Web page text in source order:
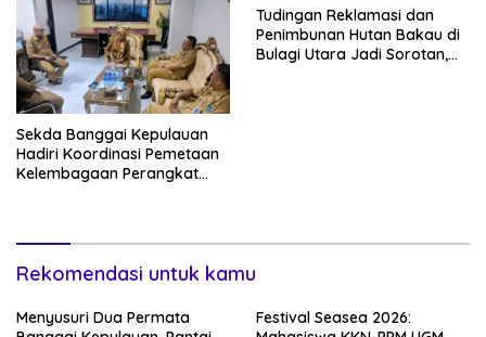
Sekda Banggai Kepulauan
Hadiri Koordinasi Pemetaan
Kelembagaan Perangkat
Tudingan Reklamasi dan
Penimbunan Hutan Bakau di
Bulagi Utara Jadi Sorotan,
Rekomendasi untuk kamu
Menyusuri Dua Permata
Festival Seasea 2026: